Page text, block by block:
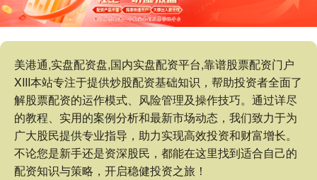
美港通,实盘配资盘,国内实盘配资平台,靠谱股票配资门户
XIII‌本站专注于提供炒股配资基础知识，帮助投资者全面了
解股票配资的运作模式、风险管理及操作技巧。通过详尽
的教程、实用的案例分析和最新市场动态，我们致力于为
广大股民提供专业指导，助力实现高效投资和财富增长。
不论您是新手还是资深股民，都能在这里找到适合自己的
配资知识与策略，开启稳健投资之旅！